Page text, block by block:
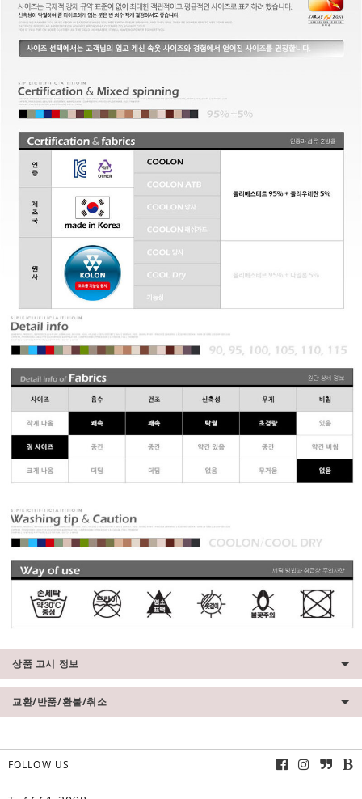
상품 고시 정보
교환/반품/환불/취소
FOLLOW US